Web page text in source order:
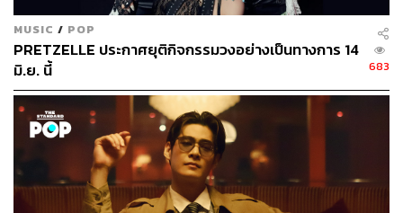
ABOUT THE AUTHOR
MUSIC / POP
PRETZELLE ประกาศยุติกิจกรรมวงอย่างเป็นทางการ 14
มิ.ย. นี้
683